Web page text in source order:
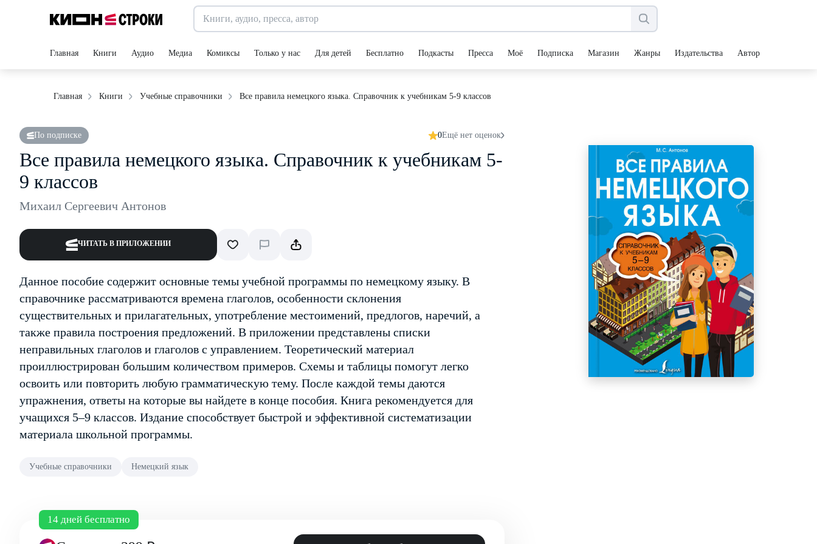
Главная Книги Аудио Медиа Комиксы Только у нас Для детей Бесплатно Подкасты Пресса Моё Подписка Магазин Жанры Издательства Авторы
Главная Книги Учебные справочники Все правила немецкого языка. Справочник к учебникам 5-9 классов
По подписке 0Ещё нет оценок
Все правила немецкого языка. Справочник к учебникам 5-
9 классов
Михаил Сергеевич Антонов
ЧИТАТЬ В ПРИЛОЖЕНИИ
Данное пособие содержит основные темы учебной программы по немецкому языку. В
справочнике рассматриваются времена глаголов, особенности склонения
существительных и прилагательных, употребление местоимений, предлогов, наречий, а
также правила построения предложений. В приложении представлены списки
неправильных глаголов и глаголов с управлением. Теоретический материал
проиллюстрирован большим количеством примеров. Схемы и таблицы помогут легко
освоить или повторить любую грамматическую тему. После каждой темы даются
упражнения, ответы на которые вы найдете в конце пособия. Книга рекомендуется для
учащихся 5–9 классов. Издание способствует быстрой и эффективной систематизации
материала школьной программы.
Учебные справочники Немецкий язык
14 дней бесплатно